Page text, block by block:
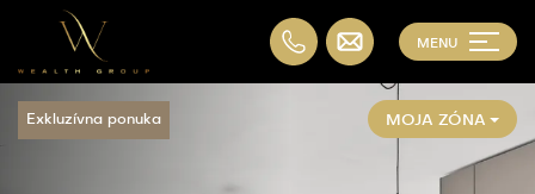
MOJA ZÓNA
MENU
Exkluzívna ponuka